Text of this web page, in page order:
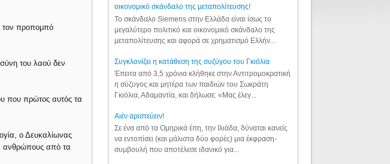
τον προπομπό
του λαού δεν
που πρώτος αυτός τα
ο Δευκαλίωνας
ανθρώπους από τα
οικονομικό σκάνδαλο της μεταπολίτευσης!
Το σκάνδαλο Siemens στην Ελλάδα είναι ίσως το
μεγαλύτερο πολιτικό και οικονομικό σκάνδαλο της
μεταπολίτευσης και αφορά σε χρηματισμό Ελλήν...
Συγκλονίζει η κατάθεση της συζύγου του Γκιόλια
Έπειτα από 3,5 χρόνια κλήθηκε στην Αντιτρομοκρατική
η σύζυγος και μητέρα των παιδιών του Σωκράτη
Γκιόλια, Αδαμαντία, και δήλωσε: «Μας έλεγ...
Aιέν αριστεύειν!
Σε ένα από τα Ομηρικά έπη, την Ιλιάδα, δύναται κανείς
να εντοπίσει (και μάλιστα δύο φορές) μια έκφραση-
συμβουλή που αποτέλεσε ιδανικό για...